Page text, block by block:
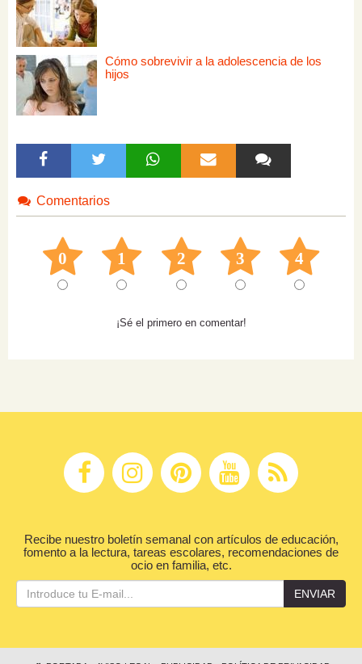
Cómo sobrevivir a la adolescencia de los
hijos
Comentarios
0 1 2 3 4
¡Sé el primero en comentar!
Recibe nuestro boletín semanal con artículos de educación,
fomento a la lectura, tareas escolares, recomendaciones de
ocio en familia, etc.
ENVIAR